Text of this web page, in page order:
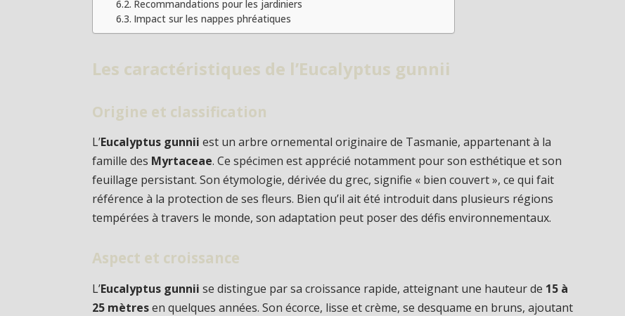
Recommandations pour les jardiniers
Impact sur les nappes phréatiques
Les caractéristiques de l’Eucalyptus gunnii
Origine et classification
L’Eucalyptus gunnii est un arbre ornemental originaire de Tasmanie, appartenant à la
famille des Myrtaceae. Ce spécimen est apprécié notamment pour son esthétique et son
feuillage persistant. Son étymologie, dérivée du grec, signifie « bien couvert », ce qui fait
référence à la protection de ses fleurs. Bien qu’il ait été introduit dans plusieurs régions
tempérées à travers le monde, son adaptation peut poser des défis environnementaux.
Aspect et croissance
L’Eucalyptus gunnii se distingue par sa croissance rapide, atteignant une hauteur de 15 à
25 mètresen quelques années. Son écorce, lisse et crème, se desquame en bruns, ajoutant